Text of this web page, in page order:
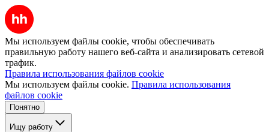
Мы используем файлы cookie, чтобы обеспечивать
правильную работу нашего веб-сайта и анализировать сетевой
трафик.
Правила использования файлов cookie
Мы используем файлы cookie. Правила использования
файлов cookie
Понятно
Ищу работу